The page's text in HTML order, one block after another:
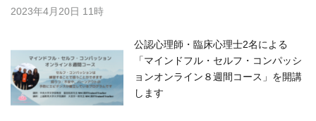
2023年4月20日 11時
公認心理師・臨床心理士2名による
「マインドフル・セルフ・コンパッシ
ョンオンライン８週間コース」を開講
します